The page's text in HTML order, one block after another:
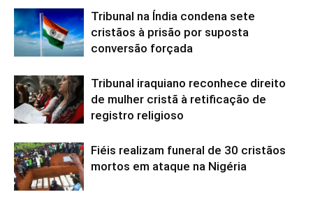
Tribunal na Índia condena sete
cristãos à prisão por suposta
conversão forçada
Tribunal iraquiano reconhece direito
de mulher cristã à retificação de
registro religioso
Fiéis realizam funeral de 30 cristãos
mortos em ataque na Nigéria